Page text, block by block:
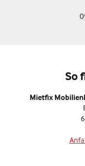
So
Mietfix